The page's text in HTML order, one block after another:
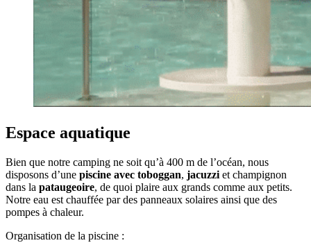
Espace aquatique
Bien que notre camping ne soit qu’à 400 m de l’océan, nous
disposons d’une piscine avec toboggan, jacuzzi et champignon
dans la pataugeoire, de quoi plaire aux grands comme aux petits.
Notre eau est chauffée par des panneaux solaires ainsi que des
pompes à chaleur.
Organisation de la piscine :